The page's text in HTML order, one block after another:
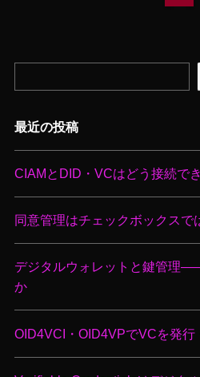
最近の投稿
CIAMとDID・VCはどう接続で
同意管理はチェックボックスで
デジタルウォレットと鍵管理
か
OID4VCI・OID4VPでVCを発行